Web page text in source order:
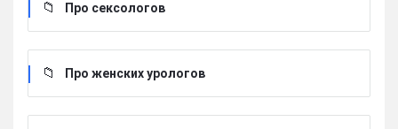
Про сексологов
Про женских урологов